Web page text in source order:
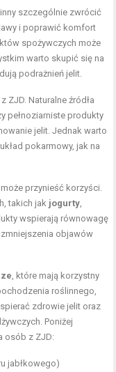
szczególnie zwrócić
i poprawić komfort
spożywczych może
warto skupić się na
podrażnień jelit.
ZJD. Naturalne źródła
pełnoziarniste produkty
jelit. Jednak warto
pokarmowy, jak na
przynieść korzyści.
takich jak jogurty,
wspierają równowagę
objawów
, które mają korzystny
roślinnego,
zdrowie jelit oraz
Poniżej
osób z ZJD:
jabłkowego)